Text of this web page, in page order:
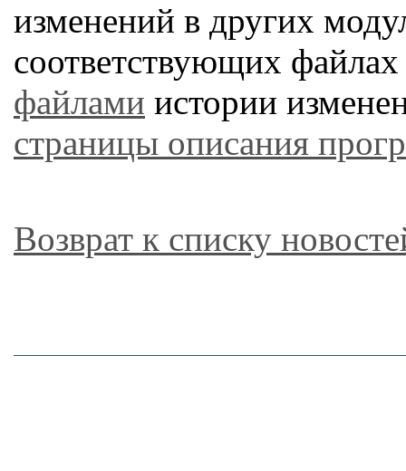
изменений в других
соответствующих
файлами истории
страницы описания
Возврат к списку